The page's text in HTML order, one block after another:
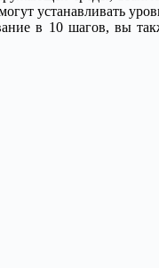
устанавливать
в 10 шагов, вы